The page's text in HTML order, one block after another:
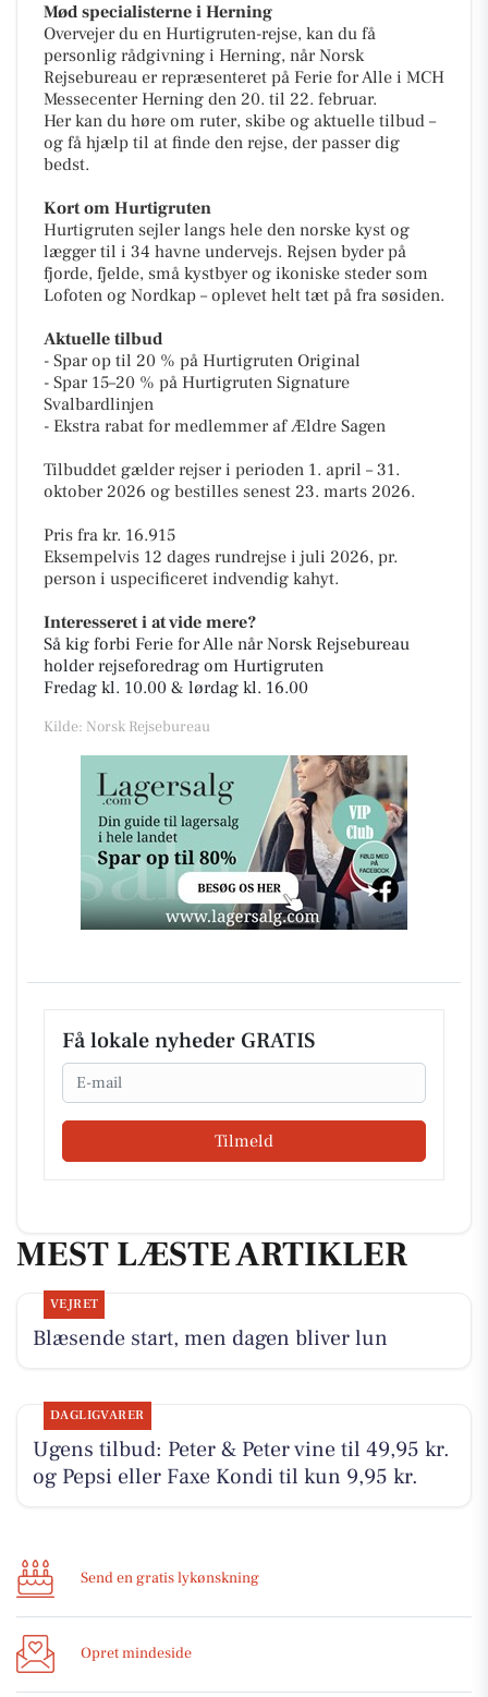
Mød specialisterne i Herning
Overvejer du en Hurtigruten-rejse, kan du få
personlig rådgivning i Herning, når Norsk
Rejsebureau er repræsenteret på Ferie for Alle i MCH
Messecenter Herning den 20. til 22. februar.
Her kan du høre om ruter, skibe og aktuelle tilbud –
og få hjælp til at finde den rejse, der passer dig
bedst.
Kort om Hurtigruten
Hurtigruten sejler langs hele den norske kyst og
lægger til i 34 havne undervejs. Rejsen byder på
fjorde, fjelde, små kystbyer og ikoniske steder som
Lofoten og Nordkap – oplevet helt tæt på fra søsiden.
Aktuelle tilbud
- Spar op til 20 % på Hurtigruten Original
- Spar 15–20 % på Hurtigruten Signature
Svalbardlinjen
- Ekstra rabat for medlemmer af Ældre Sagen
Tilbuddet gælder rejser i perioden 1. april – 31.
oktober 2026 og bestilles senest 23. marts 2026.
Pris fra kr. 16.915
Eksempelvis 12 dages rundrejse i juli 2026, pr.
person i uspecificeret indvendig kahyt.
Interesseret i at vide mere?
Så kig forbi Ferie for Alle når Norsk Rejsebureau
holder rejseforedrag om Hurtigruten
Fredag kl. 10.00 & lørdag kl. 16.00
Kilde: Norsk Rejsebureau
Få lokale nyheder GRATIS
Email
Tilmeld
MEST LÆSTE ARTIKLER
VEJRET
Blæsende start, men dagen bliver lun
DAGLIGVARER
Ugens tilbud: Peter & Peter vine til 49,95 kr.
og Pepsi eller Faxe Kondi til kun 9,95 kr.
Send en gratis lykønskning
Opret mindeside